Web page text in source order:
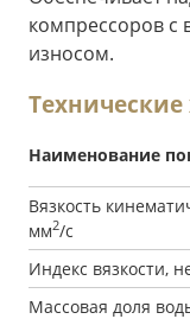
компрессоров
износом.
Наименование
Вязкость
мм2/с
Индекс вязкости,
Массовая доля